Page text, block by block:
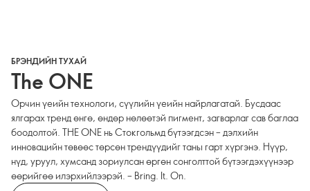
БРЭНДИЙН ТУХАЙ
The ONE
Орчин үеийн технологи, сүүлийн үеийн найрлагатай. Бусдаас
ялгарах тренд өнгө, өндөр нөлөөтэй пигмент, загварлаг сав баглаа
боодолтой. THE ONE нь Стокгольмд бүтээгдсэн – дэлхийн
инновацийн төвөөс төрсөн трендүүдийг таны гарт хүргэнэ. Нүүр,
нүд, уруул, хумсанд зориулсан өргөн сонголттой бүтээгдэхүүнээр
өөрийгөө илэрхийлээрэй. – Bring. It. On.